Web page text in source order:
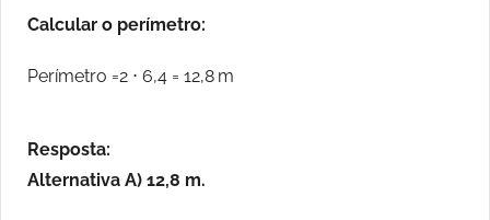
Calcular o perímetro:
Perímetro =2 ⋅ 6,4 = 12,8 m
Resposta:
Alternativa A) 12,8 m.